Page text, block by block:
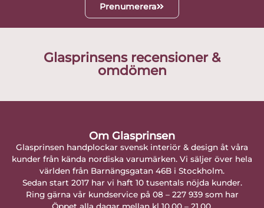
Prenumerera
Glasprinsens recensioner &
omdömen
Om Glasprinsen
Glasprinsen handplockar svensk interiör & design åt våra
kunder från kända nordiska varumärken. Vi säljer över hela
världen från Barnängsgatan 46B i Stockholm.
Sedan start 2017 har vi haft 10 tusentals nöjda kunder.
Ring gärna vår kundservice på 08 – 227 939 som har